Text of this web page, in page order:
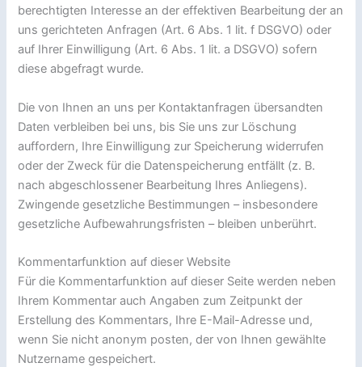
berechtigten Interesse an der effektiven Bearbeitung der an
uns gerichteten Anfragen (Art. 6 Abs. 1 lit. f DSGVO) oder
auf Ihrer Einwilligung (Art. 6 Abs. 1 lit. a DSGVO) sofern
diese abgefragt wurde.
Die von Ihnen an uns per Kontaktanfragen übersandten
Daten verbleiben bei uns, bis Sie uns zur Löschung
auffordern, Ihre Einwilligung zur Speicherung widerrufen
oder der Zweck für die Datenspeicherung entfällt (z. B.
nach abgeschlossener Bearbeitung Ihres Anliegens).
Zwingende gesetzliche Bestimmungen – insbesondere
gesetzliche Aufbewahrungsfristen – bleiben unberührt.
Kommentarfunktion auf dieser Website
Für die Kommentarfunktion auf dieser Seite werden neben
Ihrem Kommentar auch Angaben zum Zeitpunkt der
Erstellung des Kommentars, Ihre E-Mail-Adresse und,
wenn Sie nicht anonym posten, der von Ihnen gewählte
Nutzername gespeichert.